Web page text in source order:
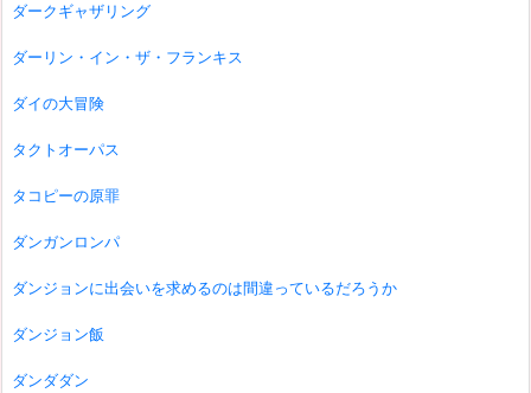
ダークギャザリング
ダーリン・イン・ザ・フランキス
ダイの大冒険
タクトオーパス
タコピーの原罪
ダンガンロンパ
ダンジョンに出会いを求めるのは間違っているだろうか
ダンジョン飯
ダンダダン